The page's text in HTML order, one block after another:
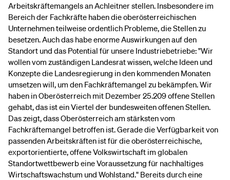
Arbeitskräftemangels an Achleitner stellen. Insbesondere im
Bereich der Fachkräfte haben die oberösterreichischen
Unternehmen teilweise ordentlich Probleme, die Stellen zu
besetzen. Auch das habe enorme Auswirkungen auf den
Standort und das Potential für unsere Industriebetriebe: "Wir
wollen vom zuständigen Landesrat wissen, welche Ideen und
Konzepte die Landesregierung in den kommenden Monaten
umsetzen will, um den Fachkräftemangel zu bekämpfen. Wir
haben​ in Oberösterreich mit Dezember 25.209 offene Stellen
gehabt, das ist ein Viertel der bundesweiten offenen Stellen.
Das zeigt, dass Oberösterreich am stärksten vom
Fachkräftemangel betroffen ist. Gerade die Verfügbarkeit von
passenden Arbeitskräften ist für die oberösterreichische,
exportorientierte, offene Volkswirtschaft im globalen
Standortwettbewerb eine Voraussetzung für nachhaltiges
Wirtschaftswachstum und Wohlstand." Bereits durch eine